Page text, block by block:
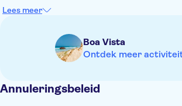
Per boeking is slechts één quad toegestaan
winkelwagen
18 jaar of ouder en in het bezit van je
Handig om mee te nemen: een sjaal en/
Lees meer
Boa Vista
Ontdek meer
Annuleringsbeleid